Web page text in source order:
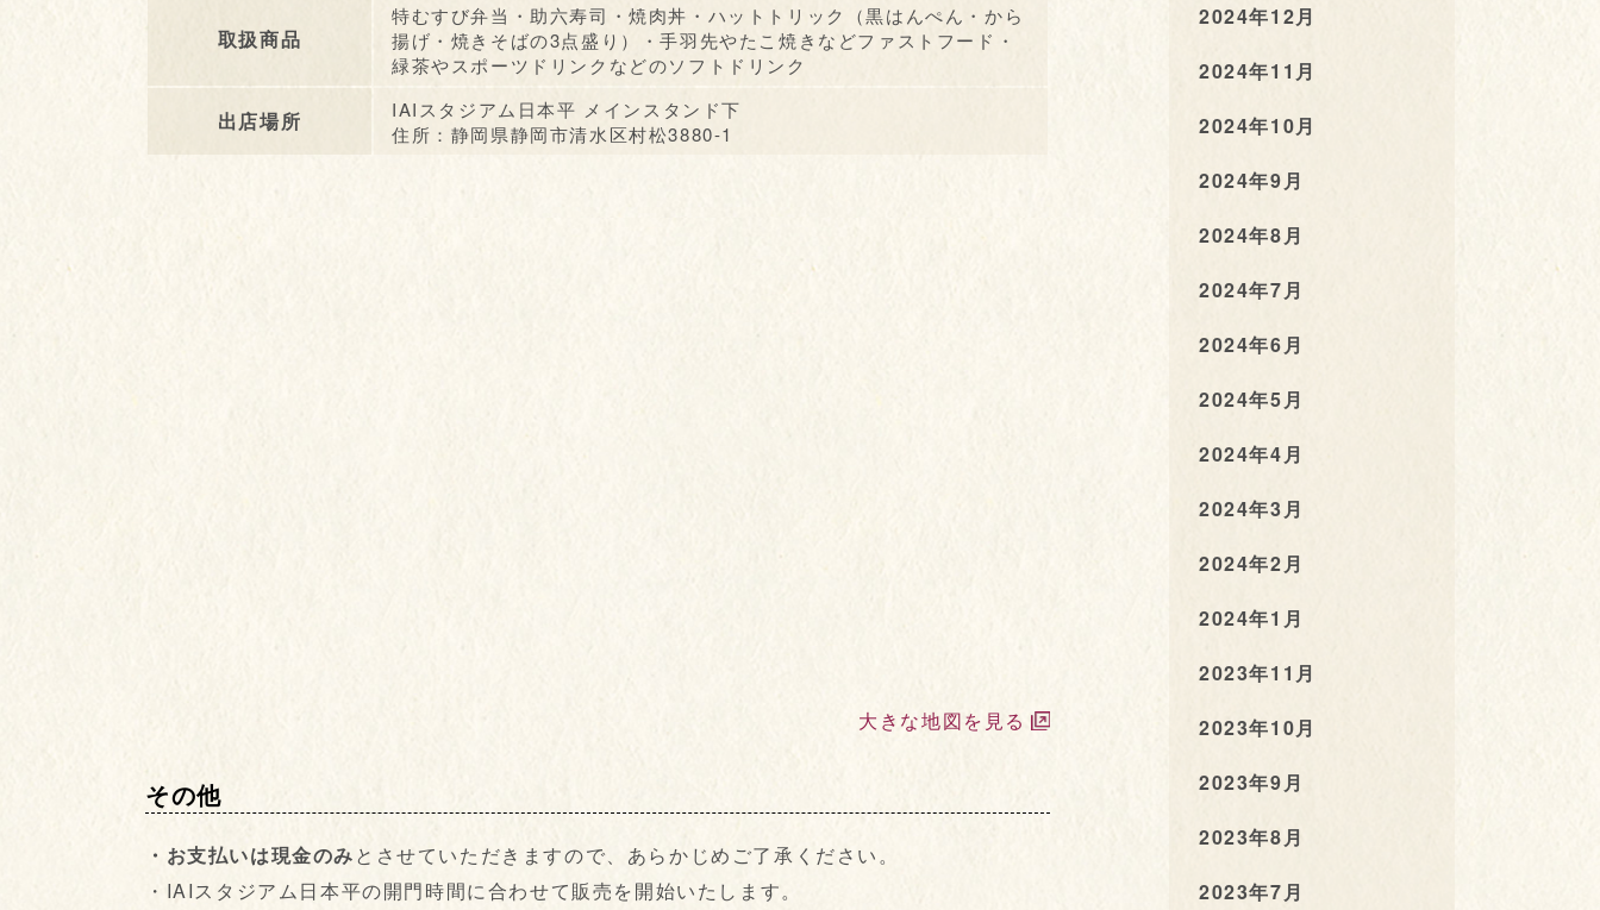
取扱商品
特むすび弁当・助六寿司・焼肉丼・ハットトリック（黒はんぺん・から
揚げ・焼きそばの3点盛り）・手羽先やたこ焼きなどファストフード・
緑茶やスポーツドリンクなどのソフトドリンク
出店場所
IAIスタジアム日本平 メインスタンド下
住所：静岡県静岡市清水区村松3880-1
大きな地図を見る
その他
・お支払いは現金のみとさせていただきますので、あらかじめご了承ください。
・IAIスタジアム日本平の開門時間に合わせて販売を開始いたします。
2024年12月
2024年11月
2024年10月
2024年9月
2024年8月
2024年7月
2024年6月
2024年5月
2024年4月
2024年3月
2024年2月
2024年1月
2023年11月
2023年10月
2023年9月
2023年8月
2023年7月